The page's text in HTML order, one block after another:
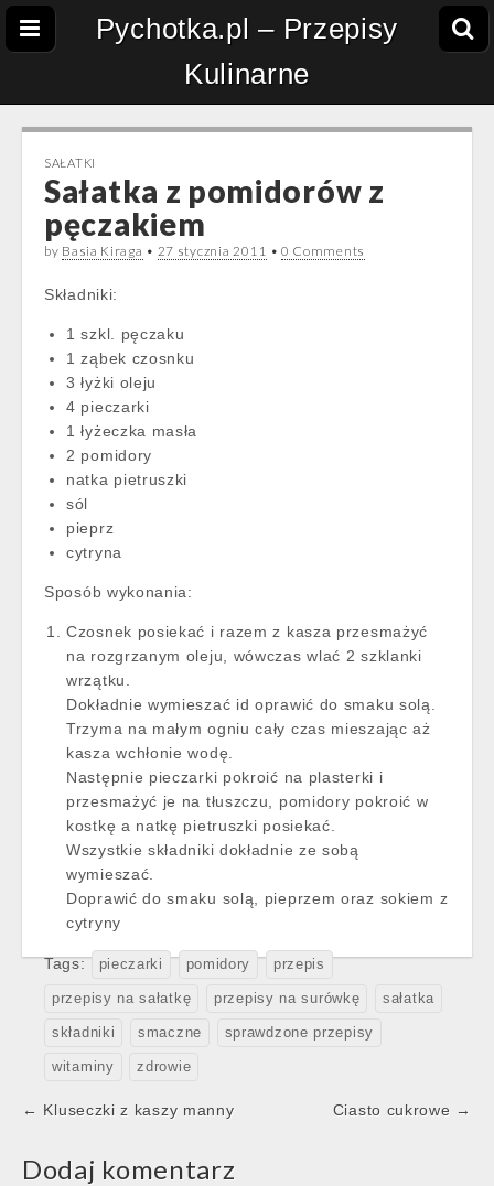
Pychotka.pl – Przepisy
Kulinarne
SAŁATKI
Sałatka z pomidorów z
pęczakiem
by Basia Kiraga • 27 stycznia 2011 • 0 Comments
Składniki:
1 szkl. pęczaku
1 ząbek czosnku
3 łyżki oleju
4 pieczarki
1 łyżeczka masła
2 pomidory
natka pietruszki
sól
pieprz
cytryna
Sposób wykonania:
Czosnek posiekać i razem z kasza przesmażyć
na rozgrzanym oleju, wówczas wlać 2 szklanki
wrzątku.
Dokładnie wymieszać id oprawić do smaku solą.
Trzyma na małym ogniu cały czas mieszając aż
kasza wchłonie wodę.
Następnie pieczarki pokroić na plasterki i
przesmażyć je na tłuszczu, pomidory pokroić w
kostkę a natkę pietruszki posiekać.
Wszystkie składniki dokładnie ze sobą
wymieszać.
Doprawić do smaku solą, pieprzem oraz sokiem z
cytryny
Tags: pieczarki pomidory przepis
przepisy na sałatkę przepisy na surówkę sałatka
składniki smaczne sprawdzone przepisy
witaminy zdrowie
Post
← Kluseczki z kaszy manny Ciasto cukrowe →
Dodaj komentarz